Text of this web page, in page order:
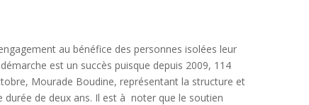
au bénéfice des personnes isolées leur
est un succès puisque depuis 2009, 114
Mourade Boudine, représentant la structure et
de deux ans. Il est à noter que le soutien